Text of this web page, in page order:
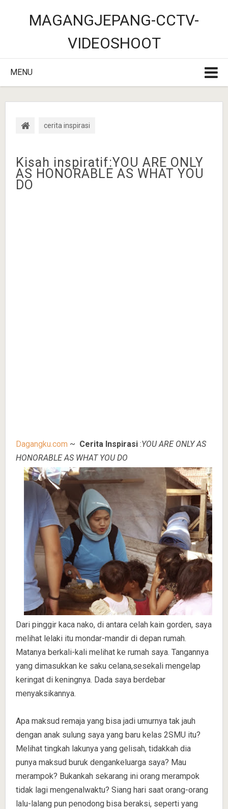
MAGANGJEPANG-CCTV-
VIDEOSHOOT
MENU
cerita inspirasi
Kisah inspiratif:YOU ARE ONLY
AS HONORABLE AS WHAT YOU
DO
Dagangku.com ~ Cerita Inspirasi :YOU ARE ONLY AS
HONORABLE AS WHAT YOU DO
Dari pinggir kaca nako, di antara celah kain gorden, saya
melihat lelaki itu mondar-mandir di depan rumah.
Matanya berkali-kali melihat ke rumah saya. Tangannya
yang dimasukkan ke saku celana,sesekali mengelap
keringat di keningnya. Dada saya berdebar
menyaksikannya.
Apa maksud remaja yang bisa jadi umurnya tak jauh
dengan anak sulung saya yang baru kelas 2SMU itu?
Melihat tingkah lakunya yang gelisah, tidakkah dia
punya maksud buruk dengankeluarga saya? Mau
merampok? Bukankah sekarang ini orang merampok
tidak lagi mengenalwaktu? Siang hari saat orang-orang
lalu-lalang pun penodong bisa beraksi, seperti yang